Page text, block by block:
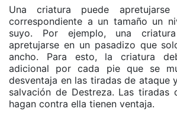
Una criatura puede
correspondiente a un tamaño un
suyo. Por ejemplo, una
apretujarse en un pasadizo que
ancho. Para esto, la criatura
adicional por cada pie que se
desventaja en las tiradas de ataque
salvación de Destreza. Las tiradas
hagan contra ella tienen ventaja.